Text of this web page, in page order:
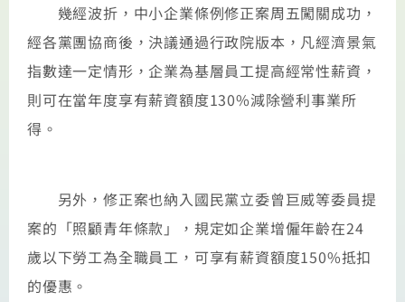
幾經波折，中小企業條例修正案周五闖關成功，
經各黨團協商後，決議通過行政院版本，凡經濟景氣
指數達一定情形，企業為基層員工提高經常性薪資，
則可在當年度享有薪資額度130%減除營利事業所
得。
另外，修正案也納入國民黨立委曾巨威等委員提
案的「照顧青年條款」，規定如企業增僱年齡在24
歲以下勞工為全職員工，可享有薪資額度150%抵扣
的優惠。